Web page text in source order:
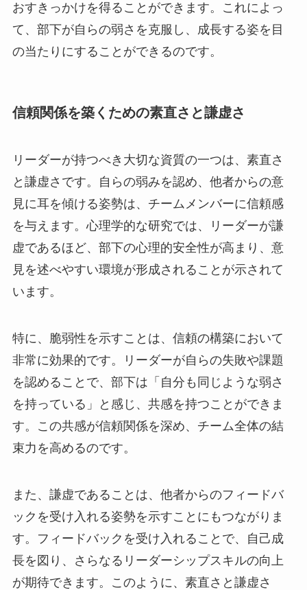
おすきっかけを得ることができます。これによっ
て、部下が自らの弱さを克服し、成長する姿を目
の当たりにすることができるのです。
信頼関係を築くための素直さと謙虚さ
リーダーが持つべき大切な資質の一つは、素直さ
と謙虚さです。自らの弱みを認め、他者からの意
見に耳を傾ける姿勢は、チームメンバーに信頼感
を与えます。心理学的な研究では、リーダーが謙
虚であるほど、部下の心理的安全性が高まり、意
見を述べやすい環境が形成されることが示されて
います。
特に、脆弱性を示すことは、信頼の構築において
非常に効果的です。リーダーが自らの失敗や課題
を認めることで、部下は「自分も同じような弱さ
を持っている」と感じ、共感を持つことができま
す。この共感が信頼関係を深め、チーム全体の結
束力を高めるのです。
また、謙虚であることは、他者からのフィードバ
ックを受け入れる姿勢を示すことにもつながりま
す。フィードバックを受け入れることで、自己成
長を図り、さらなるリーダーシップスキルの向上
が期待できます。このように、素直さと謙虚さ